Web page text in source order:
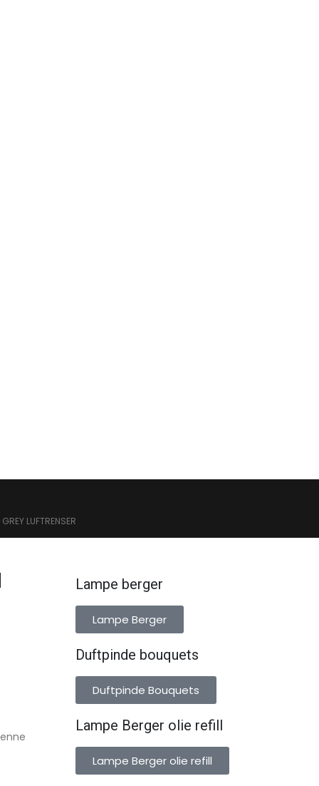
LUFTRENSER
Lampe berger
Lampe Berger
Duftpinde bouquets
Duftpinde Bouquets
Lampe Berger olie refill
Lampe Berger olie refill